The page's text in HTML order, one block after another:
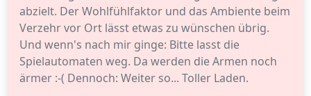
abzielt. Der Wohlfühlfaktor und das Ambiente beim
Verzehr vor Ort lässt etwas zu wünschen übrig.
Und wenn's nach mir ginge: Bitte lasst die
Spielautomaten weg. Da werden die Armen noch
ärmer :-( Dennoch: Weiter so... Toller Laden.